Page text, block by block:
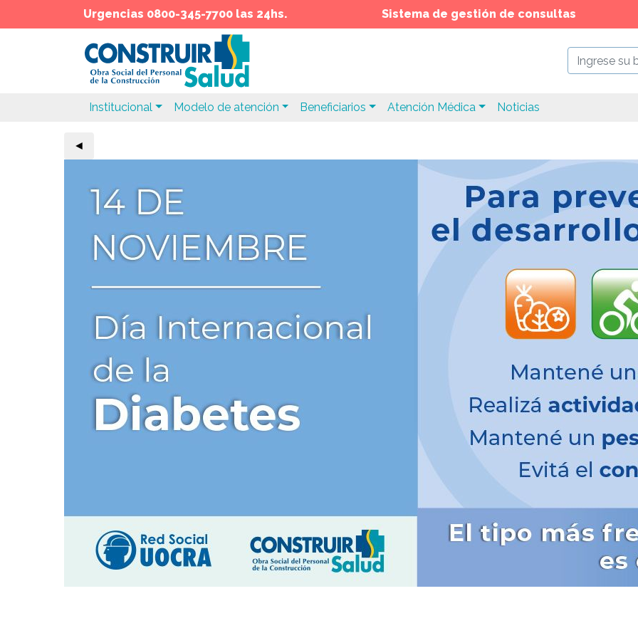
Urgencias 0800-345-7700 las 24hs. Sistema de gestión de consultas
Institucional Modelo de atención Beneficiarios Atención Médica Noticias
◄